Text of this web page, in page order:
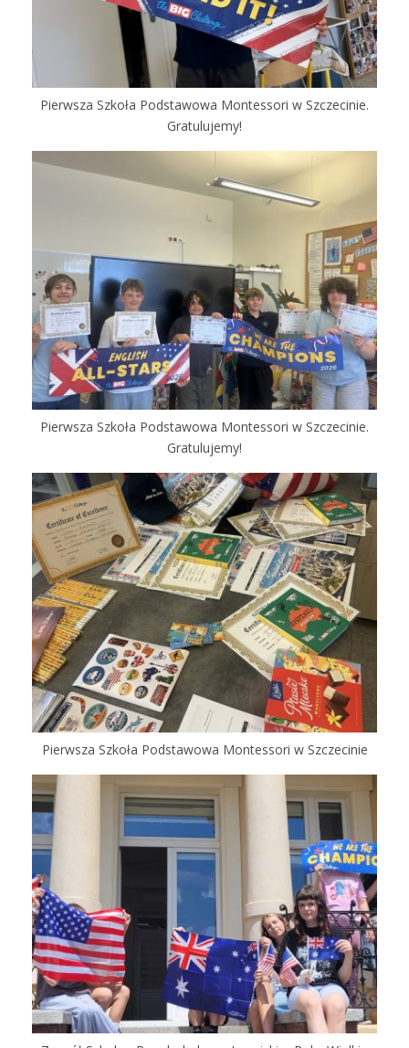
Pierwsza Szkoła Podstawowa Montessori w Szczecinie.
Gratulujemy!
Pierwsza Szkoła Podstawowa Montessori w Szczecinie.
Gratulujemy!
Pierwsza Szkoła Podstawowa Montessori w Szczecinie